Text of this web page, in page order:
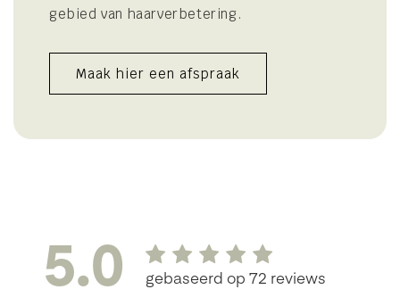
gebied van haarverbetering.
Maak hier een afspraak